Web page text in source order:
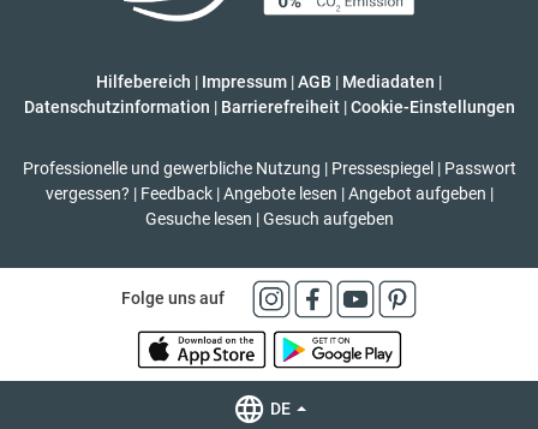
Hilfebereich | Impressum |AGB | Mediadaten |
Datenschutzinformation | Barrierefreiheit | Cookie-Einstellungen
Professionelle und gewerbliche Nutzung | Pressespiegel | Passwort
vergessen? | Feedback | Angebote lesen | Angebot aufgeben |
Gesuche lesen | Gesuch aufgeben
Folge uns auf
DE